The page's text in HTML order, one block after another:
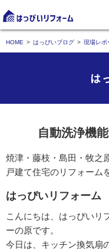
HOME はっぴいブログ 現場レポ
は
自動洗浄機
焼津・藤枝・島田・牧之
戸建て住宅のリフォーム
はっぴいリフォーム
こんにちは、はっぴいリ
ーの原です。
今日は、キッチン換気扇